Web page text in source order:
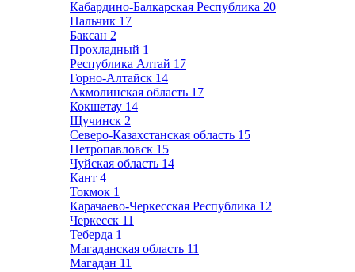
Кабардино-Балкарская Республика 20
Нальчик 17
Баксан 2
Прохладный 1
Республика Алтай 17
Горно-Алтайск 14
Акмолинская область 17
Кокшетау 14
Щучинск 2
Северо-Казахстанская область 15
Петропавловск 15
Чуйская область 14
Кант 4
Токмок 1
Карачаево-Черкесская Республика 12
Черкесск 11
Теберда 1
Магаданская область 11
Магадан 11